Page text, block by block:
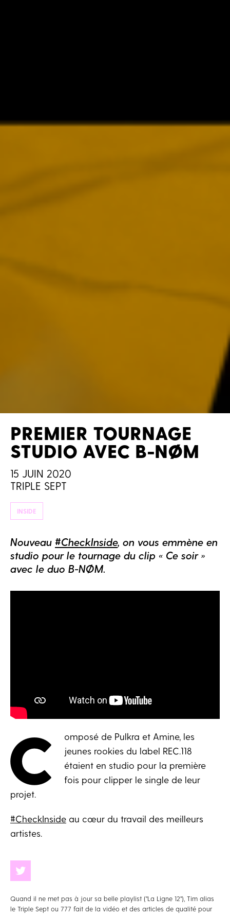
PREMIER TOURNAGE
STUDIO AVEC B-NØM
15 JUIN 2020
TRIPLE SEPT
INSIDE
Nouveau #CheckInside, on vous emmène en
studio pour le tournage du clip « Ce soir »
avec le duo B-NØM.
C
omposé de Pulkra et Amine, les
jeunes rookies du label REC.118
étaient en studio pour la première
fois pour clipper le single de leur
projet.
#CheckInside au cœur du travail des meilleurs
artistes.
Quand il ne met pas à jour sa belle playlist ("La Ligne 12"), Tim alias
le Triple Sept ou 777 fait de la vidéo et des articles de qualité pour